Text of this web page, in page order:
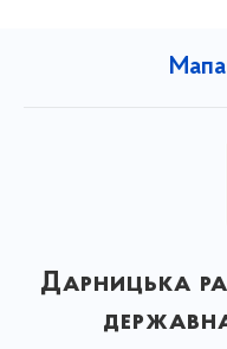
Дарницька